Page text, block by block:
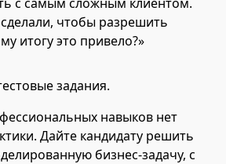
чтобы разрешить
итогу это привело?»
задания.
навыков нет
Дайте кандидату решить
бизнес-задачу, с